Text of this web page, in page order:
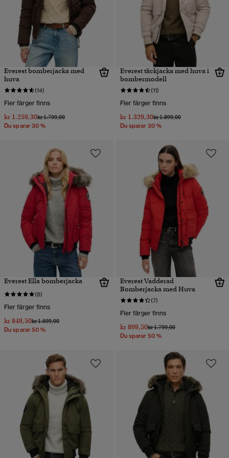
Everest bomberjacka med
huva
(14)
Fler färger finns
kr 1.259,30Pris reducerat från
kr 1.799,00till
Du sparar 30 %
Everest täckjacka med huva i
bombermodell
(11)
Fler färger finns
kr 1.329,30Pris reducerat från
kr 1.899,00till
Du sparar 30 %
Everest Ella bomberjacka
(8)
Fler färger finns
kr 849,50Pris reducerat från
kr 1.699,00till
Du sparar 50 %
Everest Vadderad
Bomberjacka med Huva
(7)
Fler färger finns
kr 899,50Pris reducerat från
kr 1.799,00till
Du sparar 50 %